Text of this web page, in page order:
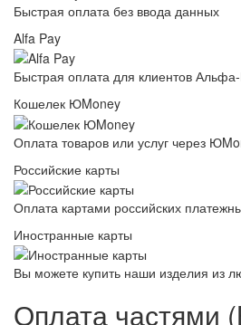
Быстрая оплата без ввода данных
Alfa Pay
Быстрая оплата для клиентов
Кошелек ЮMoney
Оплата товаров или услуг через
Российские карты
Оплата картами российских
Иностранные карты
Вы можете купить наши изделия из
Оплата частями